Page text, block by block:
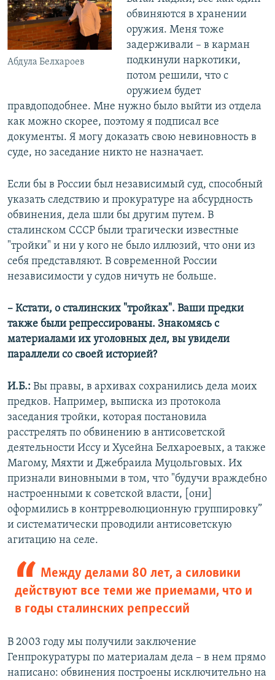
Абдула Белхароев
обвиняются в хранении
оружия. Меня тоже
задерживали – в карман
подкинули наркотики,
потом решили, что с
оружием будет
правдоподобнее. Мне нужно было выйти из отдела
как можно скорее, поэтому я подписал все
документы. Я могу доказать свою невиновность в
суде, но заседание никто не назначает.
Если бы в России был независимый суд, способный
указать следствию и прокуратуре на абсурдность
обвинения, дела шли бы другим путем. В
сталинском СССР были трагически известные
"тройки" и ни у кого не было иллюзий, что они из
себя представляют. В современной России
независимости у судов ничуть не больше.
– Кстати, о сталинских "тройках". Ваши предки
также были репрессированы. Знакомясь с
материалами их уголовных дел, вы увидели
параллели со своей историей?
И.Б.: Вы правы, в архивах сохранились дела моих
предков. Например, выписка из протокола
заседания тройки, которая постановила
расстрелять по обвинению в антисоветской
деятельности Иссу и Хусейна Белхароевых, а также
Магому, Мяхти и Джебраила Муцольговых. Их
признали виновными в том, что "будучи враждебно
настроенными к советской власти, [они]
оформились в контрреволюционную группировку”
и систематически проводили антисоветскую
агитацию на селе.
Между делами 80 лет, а силовики
действуют все теми же приемами, что и
в годы сталинских репрессий
В 2003 году мы получили заключение
Генпрокуратуры по материалам дела – в нем прямо
написано: обвинения построены исключительно на